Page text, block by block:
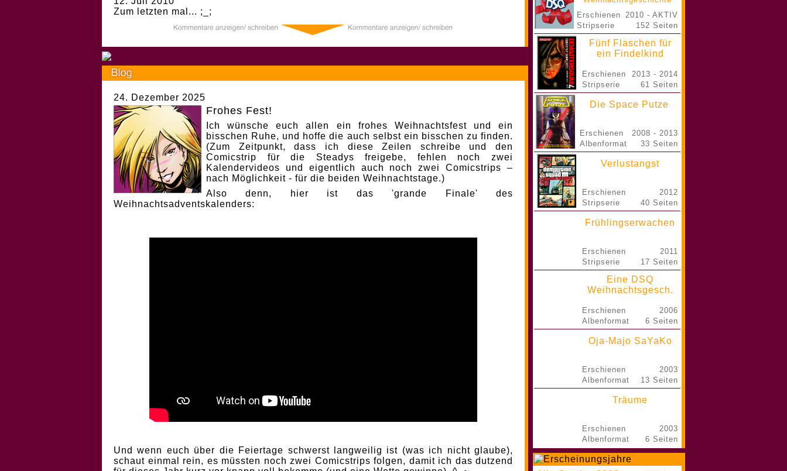
Zum letzten mal... ;_;
24. Dezember 2025
Frohes Fest!
Ich wünsche euch allen ein frohes Weihnachtsfest und ein
bisschen Ruhe, und hoffe die auch selbst ein bisschen zu finden.
(Zum Zeitpunkt, dass ich diese Zeilen schreibe und den
Comicstrip für die Steadys freigebe, fehlen noch zwei
Kalendervideos und eigentlich auch noch zwei Comicstrips –
nach Möglichkeit - für die beiden Weihnachtstage.)
Also denn, hier ist das 'grande Finale' des
Weihnachtsadventskalenders:
Und wenn euch über die Feiertage schwerst langweilig ist (was ich nicht glaube),
schaut einmal rein, es müssten noch zwei Comicstrips folgen, damit ich das dutzend
Erschienen
Stripserie
2010 - AKTIV
152 Seiten
Fünf Flaschen für
ein Findelkind
Erschienen
Stripserie
2013 - 2014
61 Seiten
Die Space Putze
Erschienen
Albenformat
2008 - 2013
33 Seiten
Verlustangst
Erschienen
Stripserie
2012
40 Seiten
Frühlingserwachen
Erschienen
Stripserie
2011
17 Seiten
Eine DSQ
Weihnachtsgesch.
Erschienen
Albenformat
2006
6 Seiten
Oja-Majo SaYaKo
Erschienen
Albenformat
2003
13 Seiten
Träume
Erschienen
Albenformat
2003
6 Seiten